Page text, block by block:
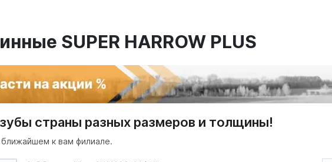
SUPER HARROW PLUS
страны разных размеров и толщины!
ближайшем к вам филиале.